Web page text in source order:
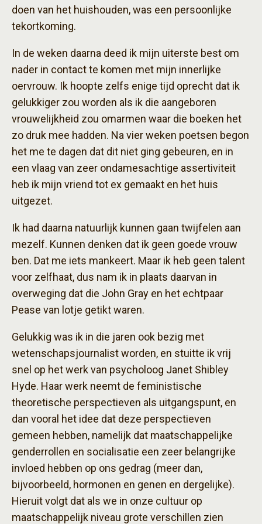
doen van het huishouden, was een persoonlijke
tekortkoming.
In de weken daarna deed ik mijn uiterste best om
nader in contact te komen met mijn innerlijke
oervrouw. Ik hoopte zelfs enige tijd oprecht dat ik
gelukkiger zou worden als ik die aangeboren
vrouwelijkheid zou omarmen waar die boeken het
zo druk mee hadden. Na vier weken poetsen begon
het me te dagen dat dit niet ging gebeuren, en in
een vlaag van zeer ondamesachtige assertiviteit
heb ik mijn vriend tot ex gemaakt en het huis
uitgezet.
Ik had daarna natuurlijk kunnen gaan twijfelen aan
mezelf. Kunnen denken dat ik geen goede vrouw
ben. Dat me iets mankeert. Maar ik heb geen talent
voor zelfhaat, dus nam ik in plaats daarvan in
overweging dat die John Gray en het echtpaar
Pease van lotje getikt waren.
Gelukkig was ik in die jaren ook bezig met
wetenschapsjournalist worden, en stuitte ik vrij
snel op het werk van psycholoog Janet Shibley
Hyde. Haar werk neemt de feministische
theoretische perspectieven als uitgangspunt, en
dan vooral het idee dat deze perspectieven
gemeen hebben, namelijk dat maatschappelijke
genderrollen en socialisatie een zeer belangrijke
invloed hebben op ons gedrag (meer dan,
bijvoorbeeld, hormonen en genen en dergelijke).
Hieruit volgt dat als we in onze cultuur op
maatschappelijk niveau grote verschillen zien